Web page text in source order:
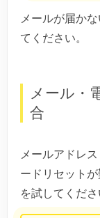
メールが届か
てください。
メール・
合
メールアドレ
ードリセット
を試してくださ